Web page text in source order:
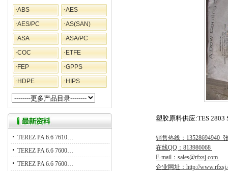
·ABS ·AES
·AES/PC ·AS(SAN)
·ASA ·ASA/PC
·COC · ETFE
· FEP ·GPPS
· HDPE · HIPS
TEREZ PA 6.6 7610…
TEREZ PA 6.6 7600…
TEREZ PA 6.6 7600…
塑胶原料供应:TES 2803
销售热线：13528694940
在线QQ：813986068
E-mail：sales@rfxsj.com
企业网址：http://